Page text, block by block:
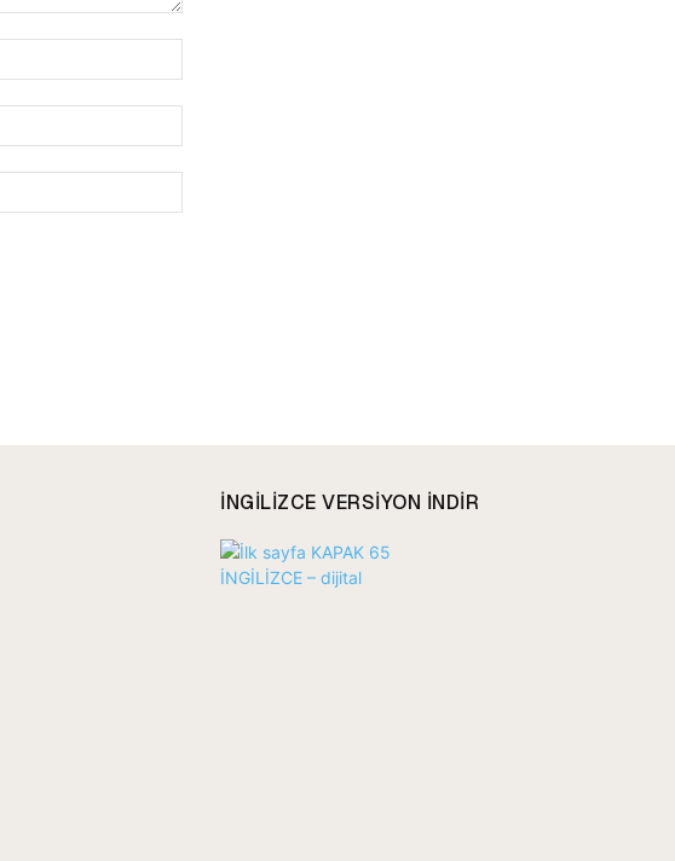
Posta:*
INGILIZCE VERSIYON INDIR